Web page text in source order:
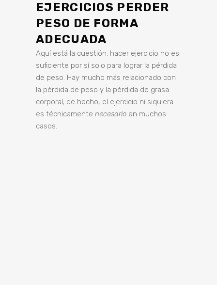
EJERCICIOS PERDER
PESO DE FORMA
ADECUADA
Aquí está la cuestión: hacer ejercicio no es
suficiente por sí solo para lograr la pérdida
de peso. Hay mucho más relacionado con
la pérdida de peso y la pérdida de grasa
corporal; de hecho, el ejercicio ni siquiera
es técnicamente necesario en muchos
casos.